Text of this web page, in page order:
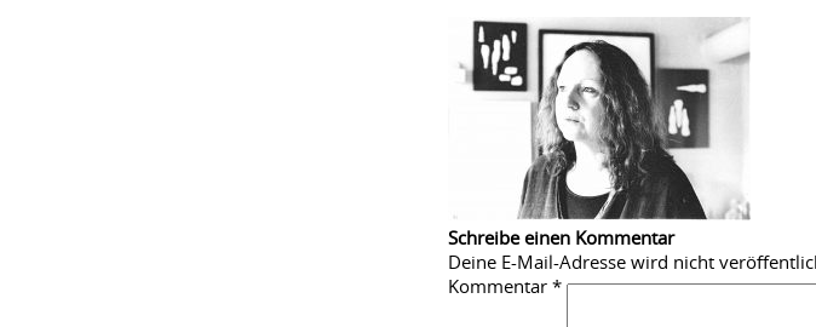
Schreibe einen Kommentar
Deine E-Mail-Adresse wird nicht
Kommentar *